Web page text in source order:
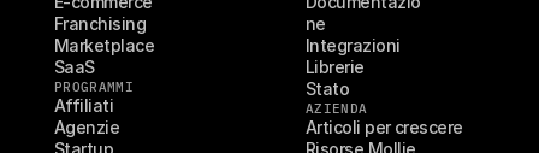
Franchising
Marketplace
SaaS
PROGRAMMI
Affiliati
Agenzie
ne
Integrazioni
Librerie
Stato
AZIENDA
Articoli per crescere